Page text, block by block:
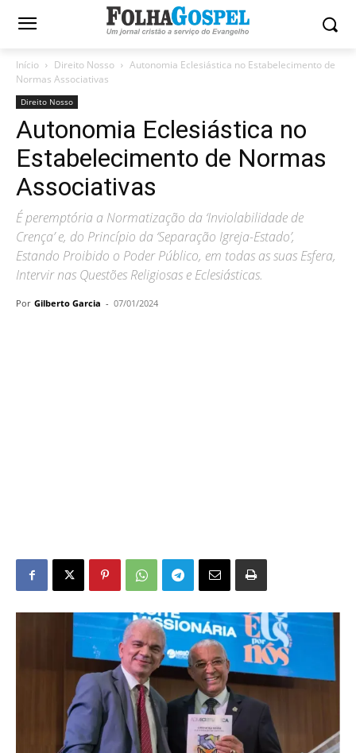
Início Direito Nosso
Autonomia Eclesiástica no Estabelecimento de
Normas Associativas
Direito Nosso
Autonomia Eclesiástica no
Estabelecimento de Normas
Associativas
É peremptória a Normatização da ‘Inviolabilidade de
Crença’ e, do Princípio da ‘Separação Igreja-Estado’,
Estando Proibido o Poder Público, em todas as suas Esfera,
Intervir nas Questões Religiosas e Eclesiásticas.
Por Gilberto Garcia - 07/01/2024